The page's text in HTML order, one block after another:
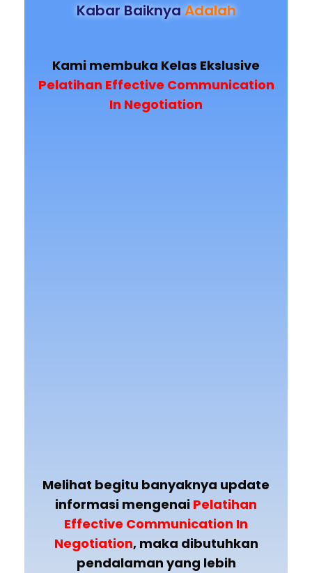
Kabar BaiknyaAdalah
Kami membuka Kelas Ekslusive
Pelatihan Effective Communication
In Negotiation
Melihat begitu banyaknya update
informasi mengenai Pelatihan
Effective Communication In
Negotiation, maka dibutuhkan
pendalaman yang lebih